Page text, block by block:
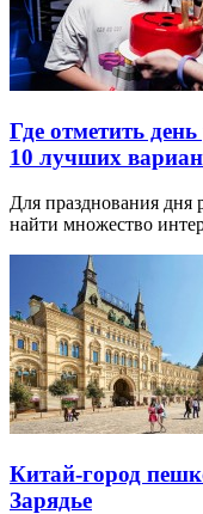
Где отметить
10 лучших
Для празднования
найти множество
Китай-город
Зарядье